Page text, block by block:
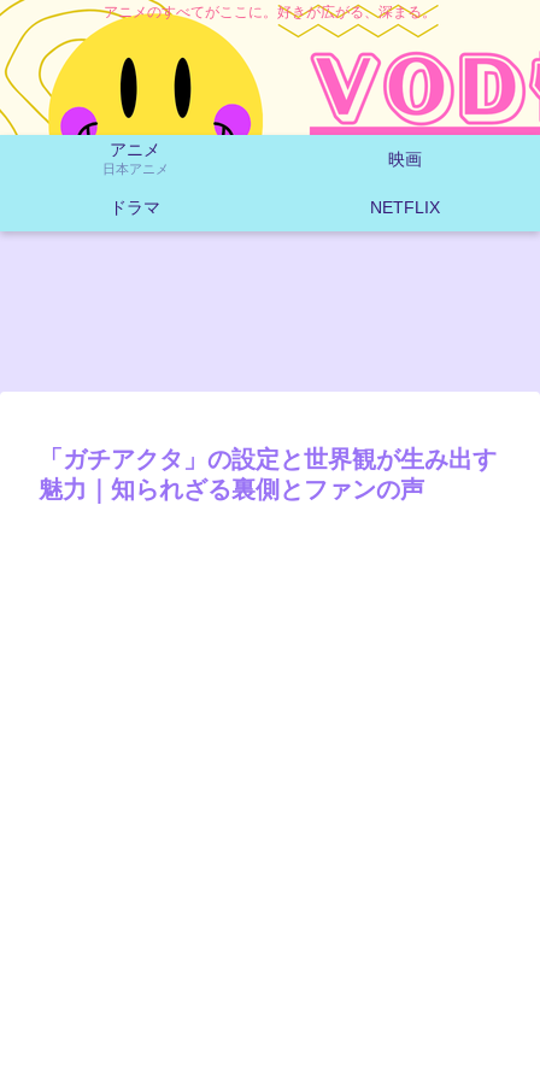
アニメのすべてがここに。好きが広がる、深まる。
アニメ
日本アニメ 映画
ドラマ NETFLIX
「ガチアクタ」の設定と世界観が生み出す
魅力｜知られざる裏側とファンの声